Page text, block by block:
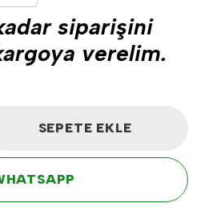
siparişini
verelim.
SEPETE EKLE